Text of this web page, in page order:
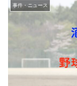
事件・ニュース